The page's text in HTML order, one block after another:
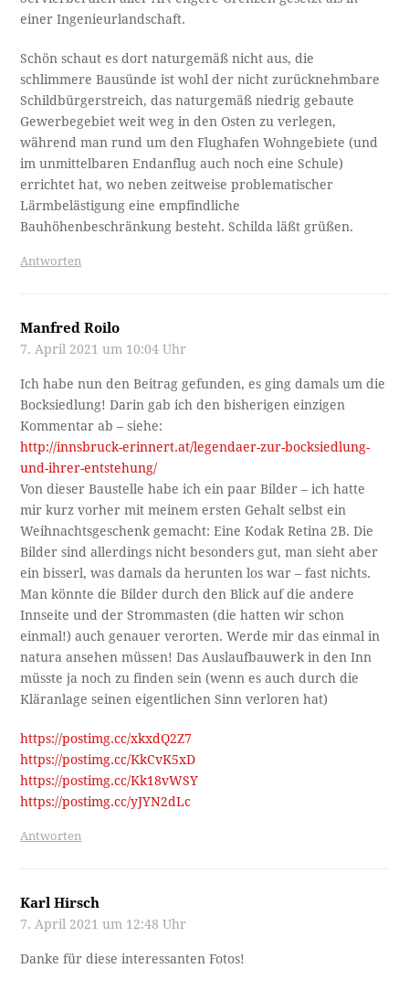
einer Ingenieurlandschaft.
Schön schaut es dort naturgemäß nicht aus, die
schlimmere Bausünde ist wohl der nicht zurücknehmbare
Schildbürgerstreich, das naturgemäß niedrig gebaute
Gewerbegebiet weit weg in den Osten zu verlegen,
während man rund um den Flughafen Wohngebiete (und
im unmittelbaren Endanflug auch noch eine Schule)
errichtet hat, wo neben zeitweise problematischer
Lärmbelästigung eine empfindliche
Bauhöhenbeschränkung besteht. Schilda läßt grüßen.
Antworten
Manfred Roilo
7. April 2021 um 10:04 Uhr
Ich habe nun den Beitrag gefunden, es ging damals um die
Bocksiedlung! Darin gab ich den bisherigen einzigen
Kommentar ab – siehe:
http://innsbruck-erinnert.at/legendaer-zur-bocksiedlung-
und-ihrer-entstehung/
Von dieser Baustelle habe ich ein paar Bilder – ich hatte
mir kurz vorher mit meinem ersten Gehalt selbst ein
Weihnachtsgeschenk gemacht: Eine Kodak Retina 2B. Die
Bilder sind allerdings nicht besonders gut, man sieht aber
ein bisserl, was damals da herunten los war – fast nichts.
Man könnte die Bilder durch den Blick auf die andere
Innseite und der Strommasten (die hatten wir schon
einmal!) auch genauer verorten. Werde mir das einmal in
natura ansehen müssen! Das Auslaufbauwerk in den Inn
müsste ja noch zu finden sein (wenn es auch durch die
Kläranlage seinen eigentlichen Sinn verloren hat)
https://postimg.cc/xkxdQ2Z7
https://postimg.cc/KkCvK5xD
https://postimg.cc/Kk18vWSY
https://postimg.cc/yJYN2dLc
Antworten
Karl Hirsch
7. April 2021 um 12:48 Uhr
Danke für diese interessanten Fotos!